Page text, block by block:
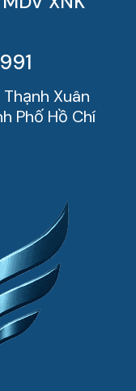
Xuân
Phố Hồ Chí